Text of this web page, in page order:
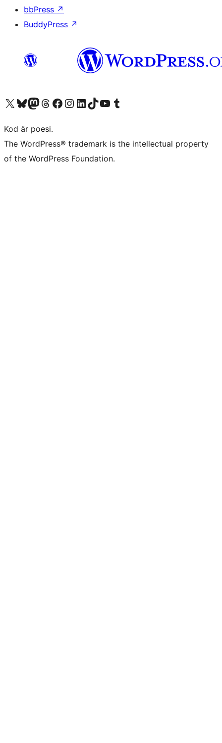
bbPress ↗
BuddyPress ↗
Besök vår X-konto (f.d. Twitter)
Besök vårt Bluesky-konto
Besök vårt Mastodon-konto
Besök vårt Thread-konto
Besök vår Facebook-sidaBesök vårt Instagram-konto
Besök vårt LinkedIn-konto
Besök vårt TikTok-konto
Besök vår YouTube-kanalBesök vårt Tumblr-konto
Kod är poesi.
The WordPress® trademark is the intellectual property
of the WordPress Foundation.